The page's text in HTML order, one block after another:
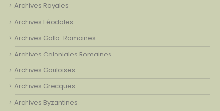
Archives Royales
Archives Féodales
Archives Gallo-Romaines
Archives Coloniales Romaines
Archives Gauloises
Archives Grecques
Archives Byzantines